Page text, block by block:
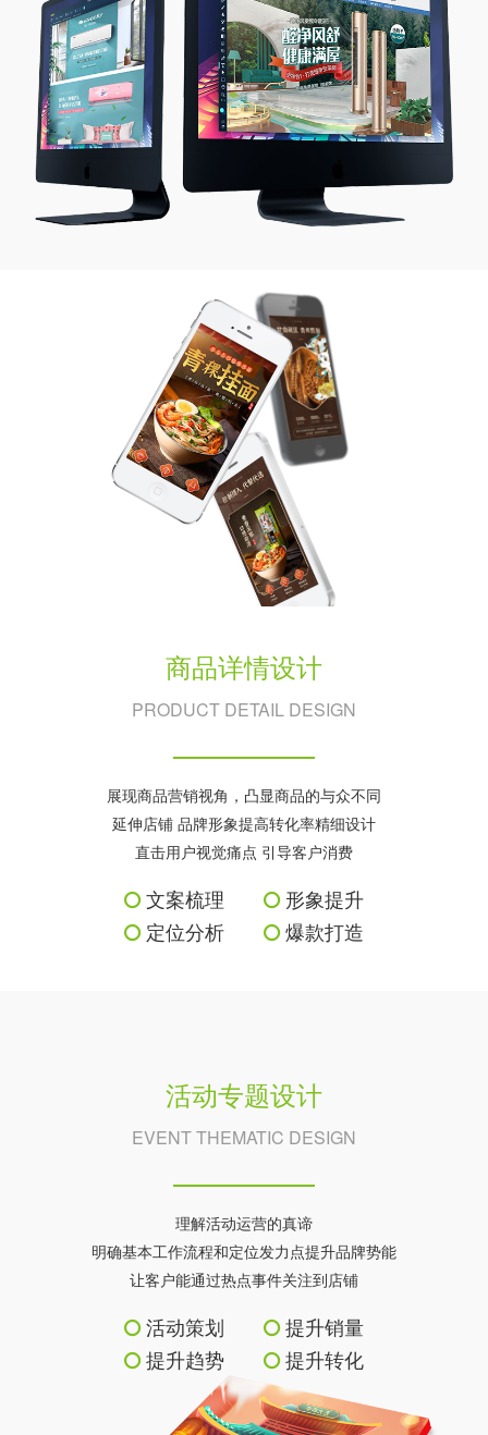
商品详情设计
PRODUCT DETAIL DESIGN
展现商品营销视角，凸显商品的与众不同
延伸店铺 品牌形象提高转化率精细设计
直击用户视觉痛点 引导客户消费
文案梳理
形象提升
定位分析
爆款打造
活动专题设计
EVENT THEMATIC DESIGN
理解活动运营的真谛
明确基本工作流程和定位发力点提升品牌势能
让客户能通过热点事件关注到店铺
活动策划
提升销量
提升趋势
提升转化